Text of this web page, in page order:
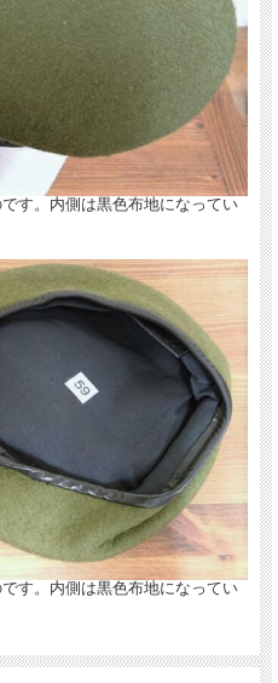
す。内側は黒色布地になってい
す。内側は黒色布地になってい